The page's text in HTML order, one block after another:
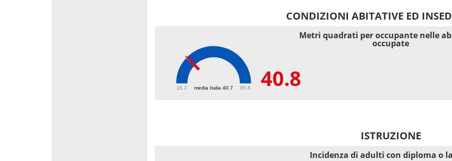
CONDIZIONI ABITATIVE ED
media Italia 40.7
26.2 85.6 40.8
Metri quadrati per occupante nelle
occupate
ISTRUZIONE
Incidenza di adulti con diploma o